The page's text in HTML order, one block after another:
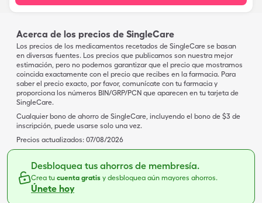
Acerca de los precios de SingleCare
Los precios de los medicamentos recetados de SingleCare se basan
en diversas fuentes. Los precios que publicamos son nuestra mejor
estimación, pero no podemos garantizar que el precio que mostramos
coincida exactamente con el precio que recibes en la farmacia. Para
saber el precio exacto, por favor, comunícate con tu farmacia y
proporciona los números BIN/GRP/PCN que aparecen en tu tarjeta de
SingleCare.
Cualquier bono de ahorro de SingleCare, incluyendo el bono de $3 de
inscripción, puede usarse solo una vez.
Precios actualizados: 07/08/2026
Desbloquea tus ahorros de membresía.
Crea tu cuenta gratis y desbloquea aún mayores ahorros.
Únete hoy